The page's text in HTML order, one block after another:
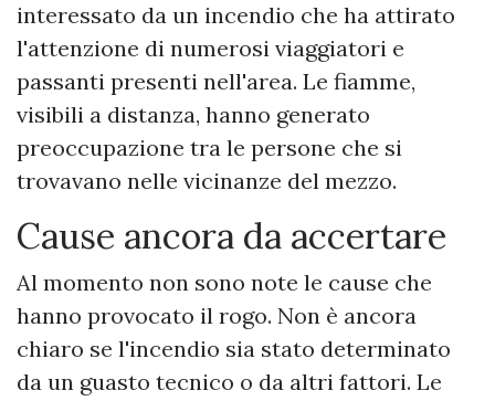
interessato da un incendio che ha attirato
l'attenzione di numerosi viaggiatori e
passanti presenti nell'area. Le fiamme,
visibili a distanza, hanno generato
preoccupazione tra le persone che si
trovavano nelle vicinanze del mezzo.
Cause ancora da accertare
Al momento non sono note le cause che
hanno provocato il rogo. Non è ancora
chiaro se l'incendio sia stato determinato
da un guasto tecnico o da altri fattori. Le